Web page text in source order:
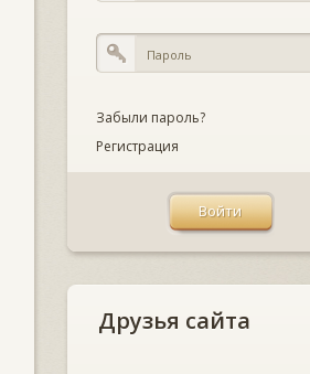
Забыли пароль?
Регистрация
Друзья сайта